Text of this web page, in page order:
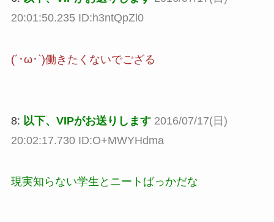
20:01:50.235 ID:h3ntQpZl0
(´･ω･`)働きたくないでござる
8: 以下、VIPがお送りします 2016/07/17(日)
20:02:17.730 ID:O+MWYHdma
現実知らない学生とニートばっかだな